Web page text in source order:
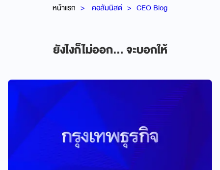
หน้าแรก คอลัมนิสต์ CEO Blog
ยังไงก็ไม่ออก... จะบอกให้